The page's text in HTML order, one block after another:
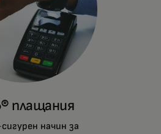
плащания
начин за